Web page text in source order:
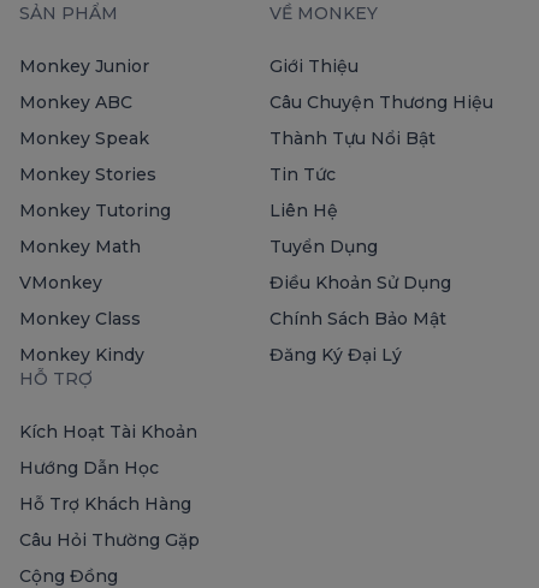
SẢN PHẨM
Monkey Junior
Monkey ABC
Monkey Speak
Monkey Stories
Monkey Tutoring
Monkey Math
VMonkey
Monkey Class
Monkey Kindy
VỀ MONKEY
Giới Thiệu
Câu Chuyện Thương Hiệu
Thành Tựu Nổi Bật
Tin Tức
Liên Hệ
Tuyển Dụng
Điều Khoản Sử Dụng
Chính Sách Bảo Mật
Đăng Ký Đại Lý
HỖ TRỢ
Kích Hoạt Tài Khoản
Hướng Dẫn Học
Hỗ Trợ Khách Hàng
Câu Hỏi Thường Gặp
Cộng Đồng